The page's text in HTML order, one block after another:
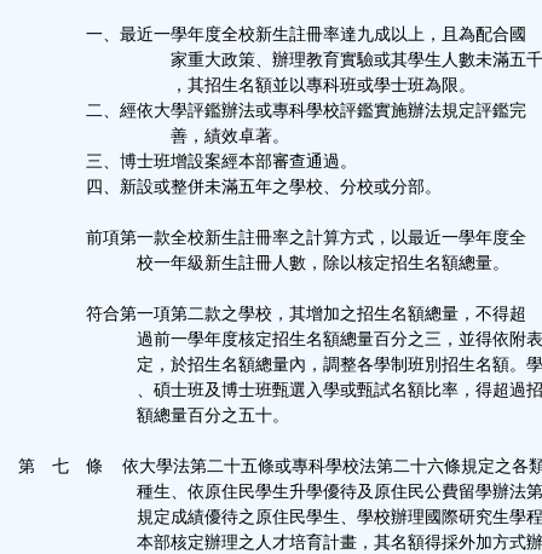
一、最近一學年度全校新生註冊率達九成以上，且為配合國
家重大政策、辦理教育實驗或其學生人數未滿五千
，其招生名額並以專科班或學士班為限。
二、經依大學評鑑辦法或專科學校評鑑實施辦法規定評鑑完
善，績效卓著。
三、博士班增設案經本部審查通過。
四、新設或整併未滿五年之學校、分校或分部。
前項第一款全校新生註冊率之計算方式，以最近一學年度全
校一年級新生註冊人數，除以核定招生名額總量。
符合第一項第二款之學校，其增加之招生名額總量，不得超
過前一學年度核定招生名額總量百分之三，並得依附表
定，於招生名額總量內，調整各學制班別招生名額。學
、碩士班及博士班甄選入學或甄試名額比率，得超過招
額總量百分之五十。
第 七 條 依大學法第二十五條或專科學校法第二十六條規定之各
種生、依原住民學生升學優待及原住民公費留學辦法第
規定成績優待之原住民學生、學校辦理國際研究生學程
本部核定辦理之人才培育計畫，其名額得採外加方式辦